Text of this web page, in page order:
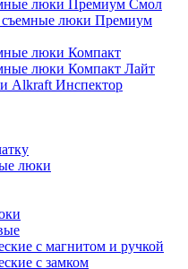
люки Премиум Смол
съемные люки Премиум
люки Компакт
люки Компакт Лайт
Alkraft Инспектор
люки
с магнитом и ручкой
с замком